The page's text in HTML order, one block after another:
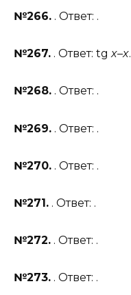
№266. . Ответ: .
№267. . Ответ: tgx–x.
№268. . Ответ: .
№269. . Ответ: .
№270. . Ответ: .
№271. . Ответ: .
№272. . Ответ: .
№273. . Ответ: .